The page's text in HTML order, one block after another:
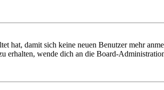
hat, damit sich keine neuen Benutzer mehr
erhalten, wende dich an die Board-